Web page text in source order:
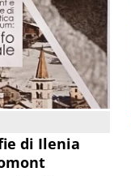
di Ilenia